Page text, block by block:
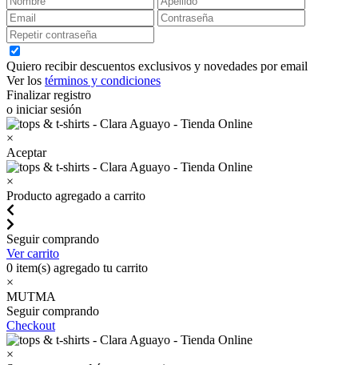
Quiero recibir descuentos exclusivos y novedades por email
Ver los términos y condiciones
Finalizar registro
o iniciar sesión
×
Aceptar
×
Producto agregado a carrito
Seguir comprando
Ver carrito
0 item(s) agregado tu carrito
×
MUTMA
Seguir comprando
Checkout
×